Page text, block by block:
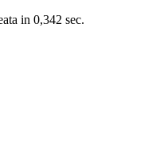
in 0,342 sec.